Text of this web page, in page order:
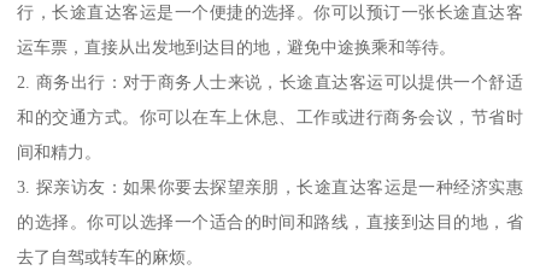
行，长途直达客运是一个便捷的选择。你可以预订一张长途直达客
运车票，直接从出发地到达目的地，避免中途换乘和等待。
2. 商务出行：对于商务人士来说，长途直达客运可以提供一个舒适
和的交通方式。你可以在车上休息、工作或进行商务会议，节省时
间和精力。
3. 探亲访友：如果你要去探望亲朋，长途直达客运是一种经济实惠
的选择。你可以选择一个适合的时间和路线，直接到达目的地，省
去了自驾或转车的麻烦。